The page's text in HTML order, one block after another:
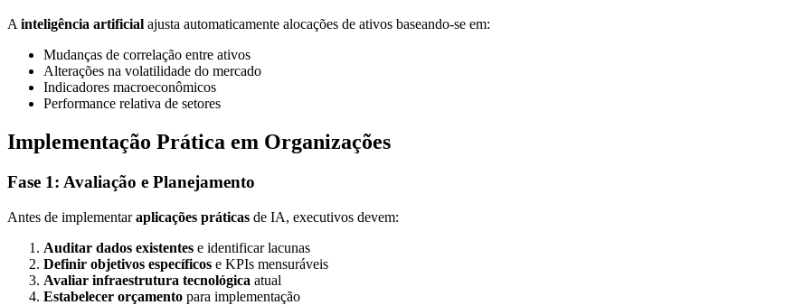
Ainteligência artificial ajusta automaticamente alocações de ativos baseando-se em:
Mudanças de correlação entre ativos
Alterações na volatilidade do mercado
Indicadores macroeconômicos
Performance relativa de setores
Implementação Prática em Organizações
Fase 1: Avaliação e Planejamento
Antes de implementaraplicações práticas de IA, executivos devem:
Auditar dados existentes e identificar lacunas
Definir objetivos específicos e KPIs mensuráveis
Avaliar infraestrutura tecnológica atual
Estabelecer orçamento para implementação